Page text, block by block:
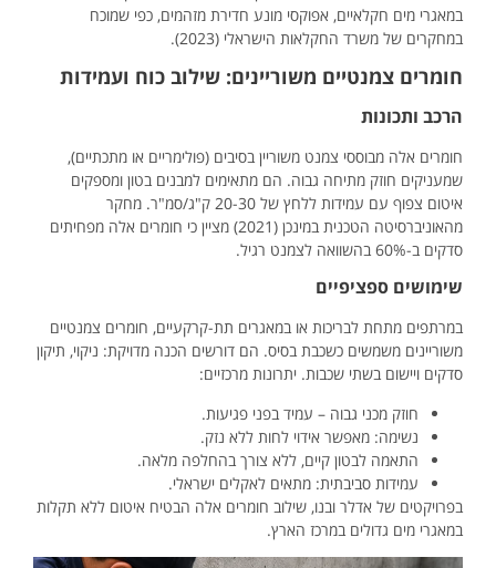
במאגרי מים חקלאיים, אפוקסי מונע חדירת מזהמים, כפי שמוכח
במחקרים של משרד החקלאות הישראלי (2023).
חומרים צמנטיים משוריינים: שילוב כוח ועמידות
הרכב ותכונות
חומרים אלה מבוססי צמנט משוריין בסיבים (פולימריים או מתכתיים),
שמעניקים חוזק מתיחה גבוה. הם מתאימים למבנים בטון ומספקים
איטום צפוף עם עמידות ללחץ של 20-30 ק"ג/סמ"ר. מחקר
מהאוניברסיטה הטכנית במינכן (2021) מציין כי חומרים אלה מפחיתים
סדקים ב-60% בהשוואה לצמנט רגיל.
שימושים ספציפיים
במרתפים מתחת לבריכות או במאגרים תת-קרקעיים, חומרים צמנטיים
משוריינים משמשים כשכבת בסיס. הם דורשים הכנה מדויקת: ניקוי, תיקון
סדקים ויישום בשתי שכבות. יתרונות מרכזיים:
חוזק מכני גבוה – עמיד בפני פגיעות.
נשימה: מאפשר אידוי לחות ללא נזק.
התאמה לבטון קיים, ללא צורך בהחלפה מלאה.
עמידות סביבתית: מתאים לאקלים ישראלי.
בפרויקטים של אדלר ובנו, שילוב חומרים אלה הבטיח איטום ללא תקלות
במאגרי מים גדולים במרכז הארץ.